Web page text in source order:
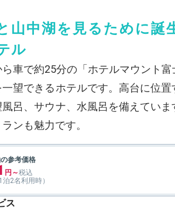
山中湖を見るために誕
ル
車で約25分の「ホテルマウント
望できるホテルです。高台に位
呂、サウナ、水風呂を備えてい
ンも魅力です。
参考価格
2名利用時）
ス